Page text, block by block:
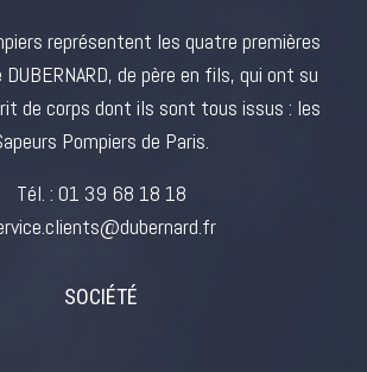
représentent les quatre premières
de père en fils, qui ont su
de corps dont ils sont tous issus : les
Pompiers de Paris.
Tél. : 01 39 68 18 18
SOCIÉTÉ